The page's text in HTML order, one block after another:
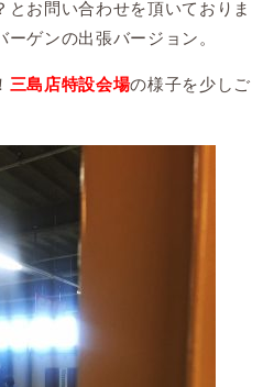
とお問い合わせを頂いておりま
ゲンの出張バージョン。
三島店特設会場の様子を少しご